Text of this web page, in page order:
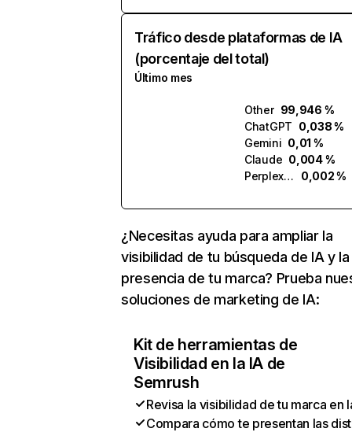
Tráfico desde plataformas de IA
(porcentaje del total)
Último mes
Other 99,946 %
ChatGPT 0,038 %
Gemini 0,01 %
Claude 0,004 %
Perplexity
0,002 %
¿Necesitas ayuda para ampliar la
visibilidad de tu búsqueda de IA y la
presencia de tu marca? Prueba
soluciones de marketing de IA:
Kit de herramientas de
Visibilidad en la IA de
Semrush
Revisa la visibilidad de tu marca en
Compara cómo te presentan las